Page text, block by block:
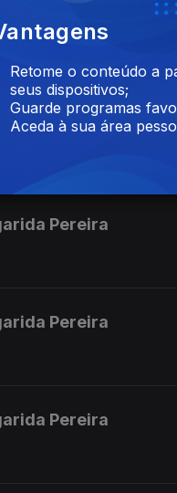
Pereira
Pereira
Pereira
Pereira
Pereira
Retome o conteúdo a
seus dispositivos;
Guarde programas
Aceda à sua área